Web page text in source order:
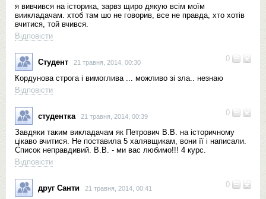
я вивчився на історика, зарвз щиро дякую всім моїм
виикладачам. хтоб там шо не говорив, все не правда, хто хотів
вчитися, той вчився.
Відповісти
0
Студент 21 травня, 2014, 00:30
Кордунова строга і вимоглива ... можливо зі зла.. незнаю
Відповісти
0
студентка 21 травня, 2014, 00:39
Завдяки таким викладачам як Петрович В.В. на історичному
цікаво вчитися. Не поставила 5 халявщикам, вони її і написали.
Список неправдивий. В.В. - ми вас любимо!!! 4 курс.
Відповісти
0
друг Санти 21 травня, 2014, 00:41